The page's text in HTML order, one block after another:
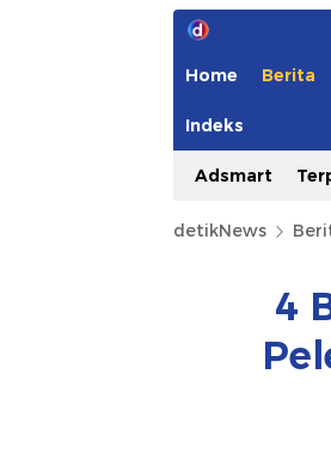
Home Berita
Indeks
Adsmart
detikNews
4